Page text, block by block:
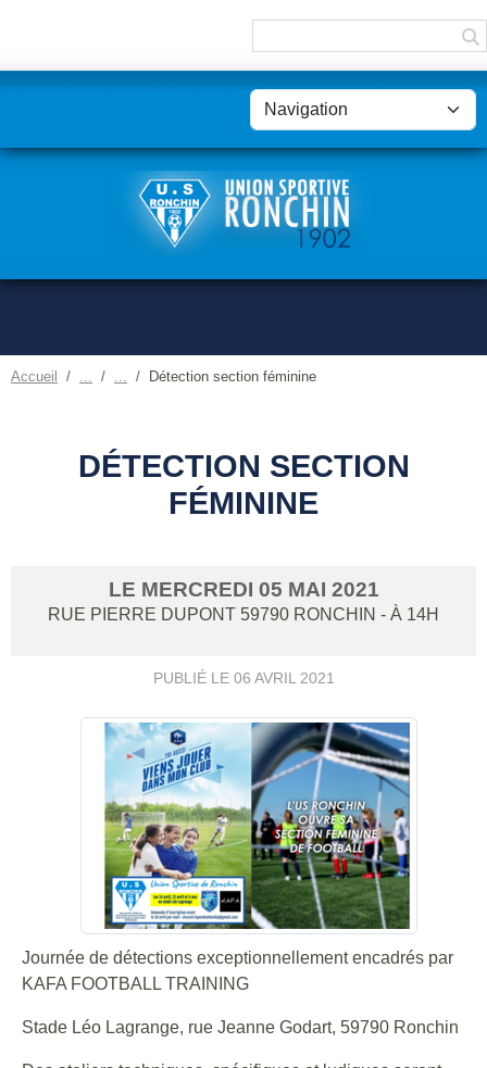
Accueil Détection section féminine
DÉTECTION SECTION
FÉMININE
LE MERCREDI 05 MAI 2021
RUE PIERRE DUPONT 59790 RONCHIN - À 14H
PUBLIÉ LE 06 AVRIL 2021
Journée de détections exceptionnellement encadrés par
KAFA FOOTBALL TRAINING
Stade Léo Lagrange, rue Jeanne Godart, 59790 Ronchin